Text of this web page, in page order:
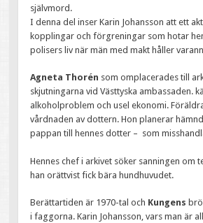
självmord.
I denna del inser Karin Johansson att ett
kopplingar och förgreningar som hotar
polisers liv när män med makt håller
Agneta Thorén som omplacerades till
skjutningarna vid Västtyska ambassaden.
alkoholproblem och usel ekonomi.
vårdnaden av dottern. Hon planerar
pappan till hennes dotter – som
Hennes chef i arkivet söker sanningen om
han orättvist fick bära hundhuvudet.
Berättartiden är 1970-tal och Kungens
i faggorna. Karin Johansson, vars man är